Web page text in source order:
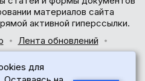
материалов сайта
активной гиперссылки.
Лента обновлений
2026
для